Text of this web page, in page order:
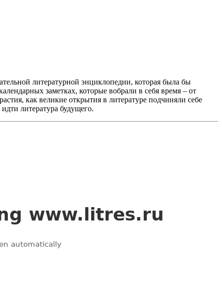
литературной энциклопедии, которая была бы
заметках, которые вобрали в себя время – от
как великие открытия в литературе подчиняли себе
литература будущего.